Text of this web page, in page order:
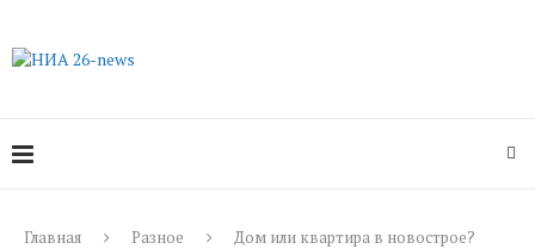
Главная Разное Дом или квартира в новострое?